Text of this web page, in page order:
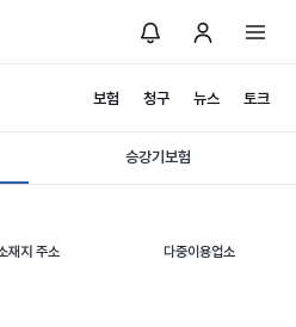
보험 청구 뉴스 토크
가입 의무를 준수하세요
승강기보험
재지 주소 다중이용업소